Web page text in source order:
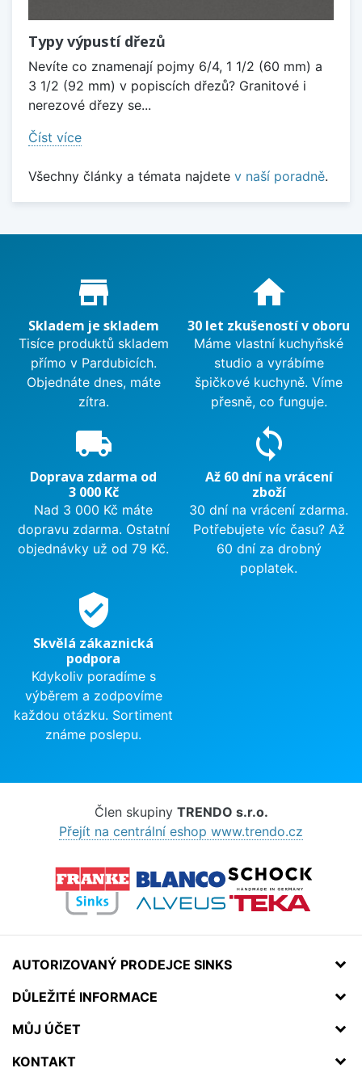
Typy výpustí dřezů
Nevíte co znamenají pojmy 6/4, 1 1/2 (60 mm) a
3 1/2 (92 mm) v popiscích dřezů? Granitové i
nerezové dřezy se...
Číst více
Všechny články a témata najdete v naší poradně.
Proč nakupovat u nás?
store_mall_directory
Skladem je skladem
Tisíce produktů skladem
přímo v Pardubicích.
Objednáte dnes, máte
zítra.
home
30 let zkušeností v oboru
Máme vlastní kuchyňské
studio a vyrábíme
špičkové kuchyně. Víme
přesně, co funguje.
local_shipping
Doprava zdarma od
3 000 Kč
Nad 3 000 Kč máte
dopravu zdarma. Ostatní
objednávky už od 79 Kč.
sync
Až 60 dní na vrácení
zboží
30 dní na vrácení zdarma.
Potřebujete víc času? Až
60 dní za drobný
poplatek.
verified_user
Skvělá zákaznická
podpora
Kdykoliv poradíme s
výběrem a zodpovíme
každou otázku. Sortiment
známe poslepu.
Člen skupiny TRENDO s.r.o.
Přejít na centrální eshop www.trendo.cz
AUTORIZOVANÝ PRODEJCE SINKS
DŮLEŽITÉ INFORMACE
MŮJ ÚČET
KONTAKT